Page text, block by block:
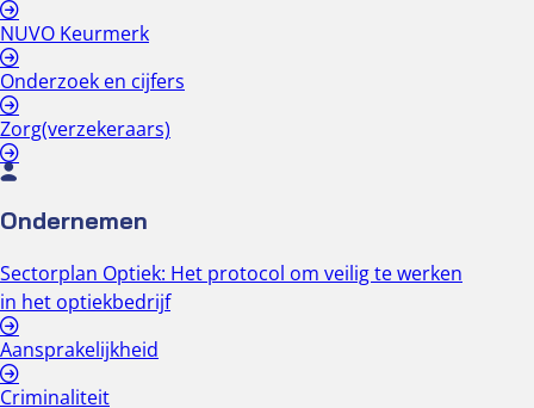
NUVO Keurmerk
Onderzoek en cijfers
Zorg(verzekeraars)
Ondernemen
Sectorplan Optiek: Het protocol om veilig te werken
in het optiekbedrijf
Aansprakelijkheid
Criminaliteit